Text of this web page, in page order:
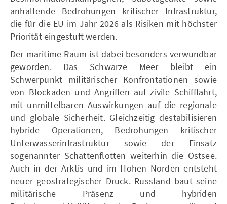
anhaltende Bedrohungen kritischer Infrastruktur,
die für die EU im Jahr 2026 als Risiken mit höchster
Priorität eingestuft werden.
Der maritime Raum ist dabei besonders verwundbar
geworden. Das Schwarze Meer bleibt ein
Schwerpunkt militärischer Konfrontationen sowie
von Blockaden und Angriffen auf zivile Schifffahrt,
mit unmittelbaren Auswirkungen auf die regionale
und globale Sicherheit. Gleichzeitig destabilisieren
hybride Operationen, Bedrohungen kritischer
Unterwasserinfrastruktur sowie der Einsatz
sogenannter Schattenflotten weiterhin die Ostsee.
Auch in der Arktis und im Hohen Norden entsteht
neuer geostrategischer Druck. Russland baut seine
militärische Präsenz und hybriden